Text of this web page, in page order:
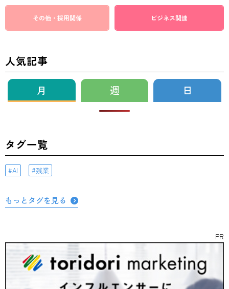
その他・採用関係 ビジネス関連
人気記事
月 週 日
タグ一覧
AI 残業
もっとタグを見る
PR